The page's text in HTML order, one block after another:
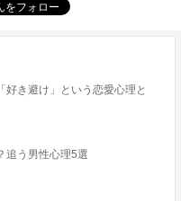
好き避け」という恋愛心理と
追う男性心理5選